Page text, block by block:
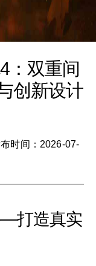
：双重间
创新设计
时间：2026-07-
打造真实